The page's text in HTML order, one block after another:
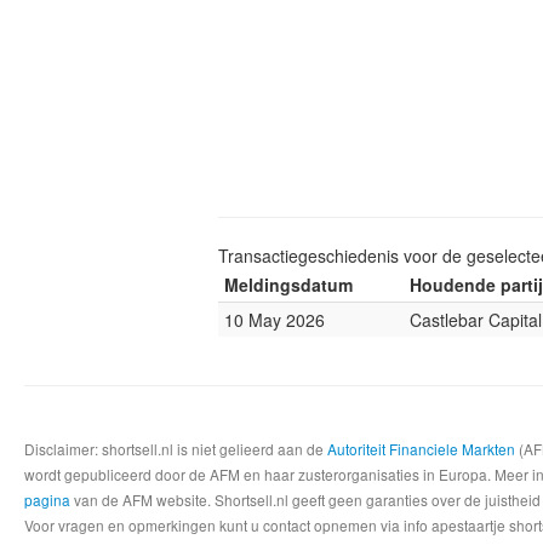
Transactiegeschiedenis voor de
Meldingsdatum
Houdende partij
10 May 2026
Castlebar Capital
Disclaimer: shortsell.nl is niet gelieerd aan de Autoriteit Financiele Markten
wordt gepubliceerd door de AFM en haar zusterorganisaties in Europa.
pagina van de AFM website. Shortsell.nl geeft geen garanties over de
Voor vragen en opmerkingen kunt u contact opnemen via info apestaartje